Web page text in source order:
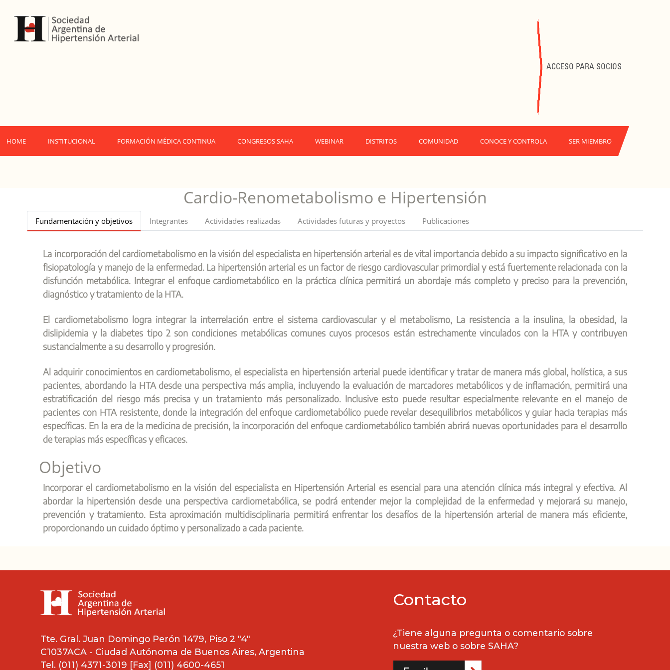
ACCESO PARA SOCIOS
HOME INSTITUCIONAL FORMACIÓN MÉDICA CONTINUA CONGRESOS SAHA WEBINAR DISTRITOS COMUNIDAD CONOCE Y CONTROLA SER MIEMBRO
Cardio-Renometabolismo e Hipertensión
Fundamentación y objetivos Integrantes Actividades realizadas Actividades futuras y proyectos Publicaciones
La incorporación del cardiometabolismo en la visión del especialista en hipertensión arterial es de vital importancia debido a su impacto significativo en la
fisiopatología y manejo de la enfermedad. La hipertensión arterial es un factor de riesgo cardiovascular primordial y está fuertemente relacionada con la
disfunción metabólica. Integrar el enfoque cardiometabólico en la práctica clínica permitirá un abordaje más completo y preciso para la prevención,
diagnóstico y tratamiento de la HTA.
El cardiometabolismo logra integrar la interrelación entre el sistema cardiovascular y el metabolismo, La resistencia a la insulina, la obesidad, la
dislipidemia y la diabetes tipo 2 son condiciones metabólicas comunes cuyos procesos están estrechamente vinculados con la HTA y contribuyen
sustancialmente a su desarrollo y progresión.
Al adquirir conocimientos en cardiometabolismo, el especialista en hipertensión arterial puede identificar y tratar de manera más global, holística, a sus
pacientes, abordando la HTA desde una perspectiva más amplia, incluyendo la evaluación de marcadores metabólicos y de inflamación, permitirá una
estratificación del riesgo más precisa y un tratamiento más personalizado. Inclusive esto puede resultar especialmente relevante en el manejo de
pacientes con HTA resistente, donde la integración del enfoque cardiometabólico puede revelar desequilibrios metabólicos y guiar hacia terapias más
específicas. En la era de la medicina de precisión, la incorporación del enfoque cardiometabólico también abrirá nuevas oportunidades para el desarrollo
de terapias más específicas y eficaces.
Objetivo
Incorporar el cardiometabolismo en la visión del especialista en Hipertensión Arterial es esencial para una atención clínica más integral y efectiva. Al
abordar la hipertensión desde una perspectiva cardiometabólica, se podrá entender mejor la complejidad de la enfermedad y mejorará su manejo,
prevención y tratamiento. Esta aproximación multidisciplinaria permitirá enfrentar los desafíos de la hipertensión arterial de manera más eficiente,
proporcionando un cuidado óptimo y personalizado a cada paciente.
Tte. Gral. Juan Domingo Perón 1479, Piso 2 "4"
C1037ACA - Ciudad Autónoma de Buenos Aires, Argentina
Tel. (011) 4371-3019 [Fax] (011) 4600-4651
Contacto
¿Tiene alguna pregunta o comentario sobre
nuestra web o sobre SAHA?